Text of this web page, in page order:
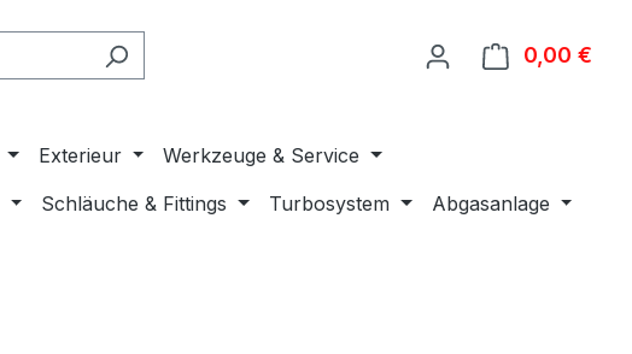
0,00 €
Exterieur
Werkzeuge & Service
Schläuche & Fittings Turbosystem Abgasanlage